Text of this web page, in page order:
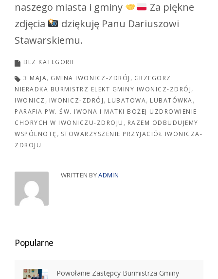
naszego miasta i gminy
Za piękne
zdjęcia
dziękuję Panu Dariuszowi
Stawarskiemu.
BEZ KATEGORII
3 MAJA GMINA IWONICZ-ZDRÓJ
GRZEGORZ
NIERADKA BURMISTRZ ELEKT GMINY IWONICZ-ZDRÓJ
IWONICZ
IWONICZ-ZDRÓJ LUBATOWA LUBATÓWKA
PARAFIA PW. ŚW. IWONA I MATKI BOŻEJ UZDROWIENIE
CHORYCH W IWONICZU-ZDROJU
RAZEM ODBUDUJEMY
WSPÓLNOTĘ
STOWARZYSZENIE PRZYJACIÓŁ IWONICZA-
ZDROJU
WRITTEN BYADMIN
Popularne
Powołanie Zastępcy Burmistrza Gminy